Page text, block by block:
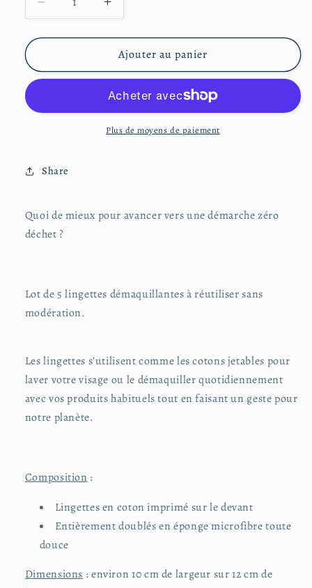
Réduire
la
quantité
Lingettes
Augmenter
la
quantité
de
Lingettes
Ajouter au panier
Plus de moyens de paiement
Share
Quoi de mieux pour avancer vers une démarche zéro
déchet ?
Lot de 5 lingettes démaquillantes à réutiliser sans
modération.
Les lingettes s’utilisent comme les cotons jetables pour
laver votre visage ou le démaquiller quotidiennement
avec vos produits habituels tout en faisant un geste pour
notre planète.
Composition :
Lingettes en coton imprimé sur le devant
Entièrement doublés en éponge microfibre toute
douce
Dimensions : environ 10 cm de largeur sur 12 cm de